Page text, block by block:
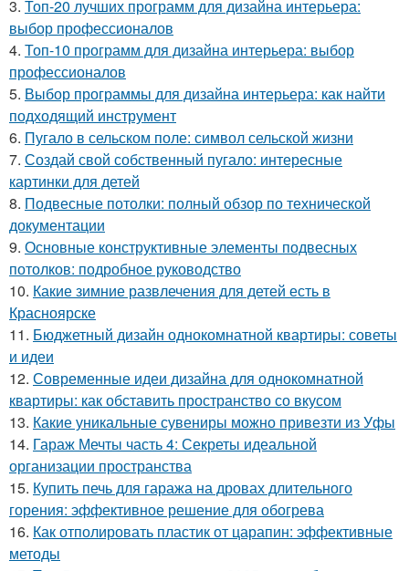
3. Топ-20 лучших программ для дизайна интерьера:
выбор профессионалов
4. Топ-10 программ для дизайна интерьера: выбор
профессионалов
5. Выбор программы для дизайна интерьера: как найти
подходящий инструмент
6. Пугало в сельском поле: символ сельской жизни
7. Создай свой собственный пугало: интересные
картинки для детей
8. Подвесные потолки: полный обзор по технической
документации
9. Основные конструктивные элементы подвесных
потолков: подробное руководство
10. Какие зимние развлечения для детей есть в
Красноярске
11. Бюджетный дизайн однокомнатной квартиры: советы
и идеи
12. Современные идеи дизайна для однокомнатной
квартиры: как обставить пространство со вкусом
13. Какие уникальные сувениры можно привезти из Уфы
14. Гараж Мечты часть 4: Секреты идеальной
организации пространства
15. Купить печь для гаража на дровах длительного
горения: эффективное решение для обогрева
16. Как отполировать пластик от царапин: эффективные
методы